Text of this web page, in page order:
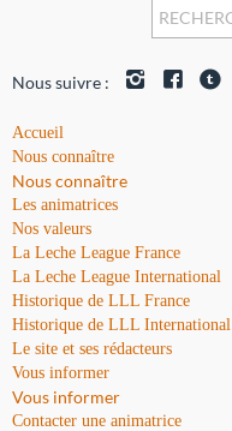
Nous suivre :
Accueil
Nous connaître
Nous connaître
Les animatrices
Nos valeurs
La Leche League France
La Leche League International
Historique de LLL France
Historique de LLL International
Le site et ses rédacteurs
Vous informer
Vous informer
Contacter une animatrice